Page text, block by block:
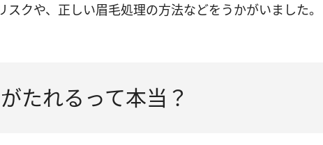
クや、正しい眉毛処理の方法などをうかがいました。
たれるって本当？